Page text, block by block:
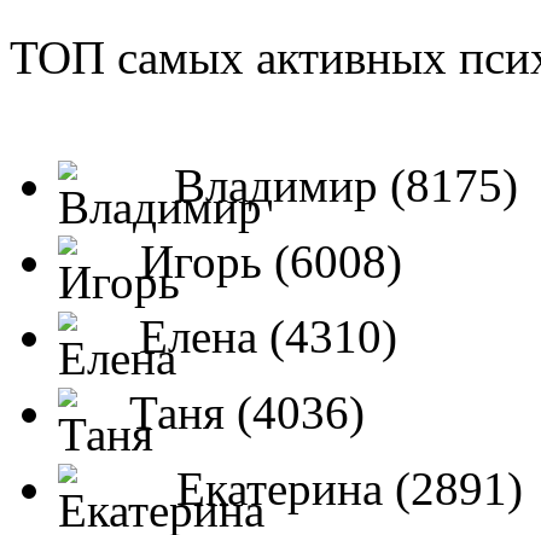
ТОП самых активных
Владимир (8175)
Игорь (6008)
Елена (4310)
Таня (4036)
Екатерина (2891)